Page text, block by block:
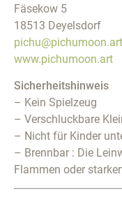
Fäsekow 5
18513 Deyelsdorf
pichu@pichumoon.art
www.pichumoon.art
Sicherheitshinweis
– Kein Spielzeug
– Verschluckbare
– Nicht für Kinder
– Brennbar : Die
Flammen oder